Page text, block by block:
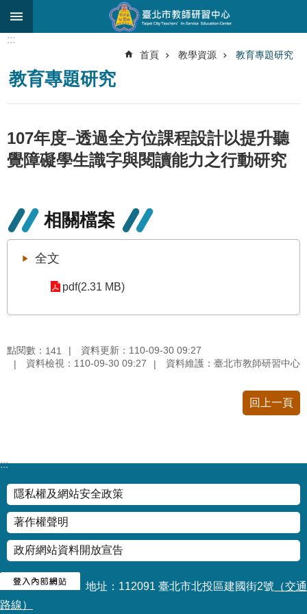
跳到主要內容區塊
搜
尋
於
中
心
究
發
展
研
師
務
教
學
資
源
府
訊
:::
首頁 教學資源 教育專題研究
教育專題研究
107年度–透過全方位課程設計以提升聽
覺障礙學生識字與閱讀能力之行動研究
相關檔案
全文
pdf(2.31 MB)
點閱數： 141
資料更新：110-09-30 09:27
資料檢視：110-09-30 09:27
資料維護：臺北市教師研習中心
回上一頁
:::
隱私權及網站安全政策
著作權聲明
政府網站資料開放宣告
地址：112091 臺北市北投區建國街2號 （交通
路線）